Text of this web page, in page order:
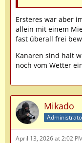
Ersteres war aber
allein mit einem
fast überall frei
Kanaren sind halt
noch vom Wetter
Mikado
April 13, 2026 at 2:02